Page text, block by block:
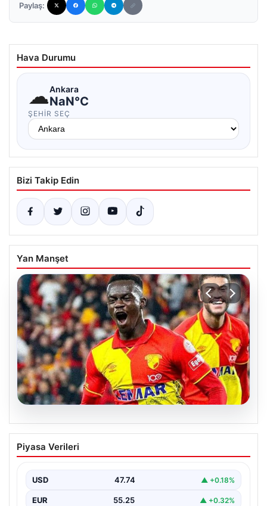
Paylaş:
Hava Durumu
☁Ankara
NaN°C
ŞEHIR SEÇ
Bizi Takip Edin
Yan Manşet
07.08.2026
Göztepe para basacak! Yine dev satış
geliyor
Piyasa Verileri
USD 47.74 ▲ +0.18%
EUR 55.25 ▲ +0.32%